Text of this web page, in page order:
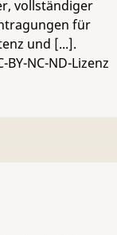
vollständiger
für
und [...].
BY-NC-ND-Lizenz